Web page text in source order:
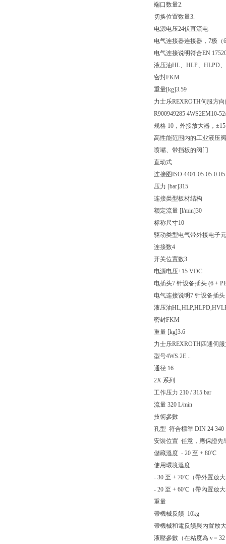
端口数量2.
切换位置数量3.
电源电压24伏直流电
电气连接器连接器，7极（
电气连接说明符合EN
液压油HL、HLP、HLPD
密封FKM
重量[kg]3.59
力士乐REXROTH伺服方
R900949285 4WS2EM10-
规格 10，外接放大器，
高性能范围内的工业液压
喷嘴、带挡板的阀门
直动式
连接图ISO 4401-05-05-0-05
压力 [bar]315
连接类型板材结构
额定流量 [l/min]30
标称尺寸10
驱动类型电气带外接电子
连接数4
开关位置数3
电源电压±15 VDC
电插头7 针设备插头 (6 +
电气连接说明7 针设备插头
液压油
密封FKM
重量 [kg]3.6
力士乐REXROTH四通伺
型号4WS.2E...
通径 16
2X 系列
工作压力 210 / 315 bar
流量 320 L/min
技術參數
孔型 符合標準 DIN 24 340
安裝位置 任意，應保證先
儲藏溫度 - 20 至 + 80℃
使用環境溫度
- 30 至 + 70℃（帶外置放
- 20 至 + 60℃（帶內置放
重量
帶機械反饋 10kg
帶機械和電反饋與內置放
液壓參數（在粘度為 ν =